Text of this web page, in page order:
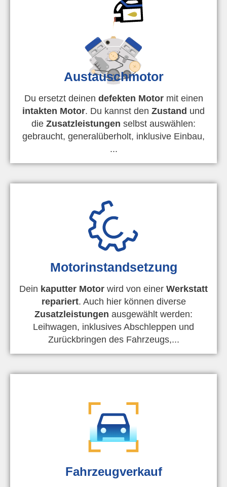
Austauschmotor
Du ersetzt deinen defekten Motormit einen
intakten Motor. Du kannst den Zustand und
die Zusatzleistungen selbst auswählen:
gebraucht, generalüberholt, inklusive Einbau,
...
Motorinstandsetzung
Dein kaputter Motor wird von einer Werkstatt
repariert. Auch hier können diverse
Zusatzleistungen ausgewählt werden:
Leihwagen, inklusives Abschleppen und
Zurückbringen des Fahrzeugs,...
Fahrzeugverkauf